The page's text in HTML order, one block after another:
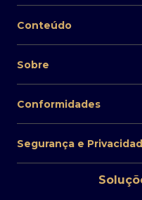
Conteúdo
Sobre
Conformidades
Segurança e